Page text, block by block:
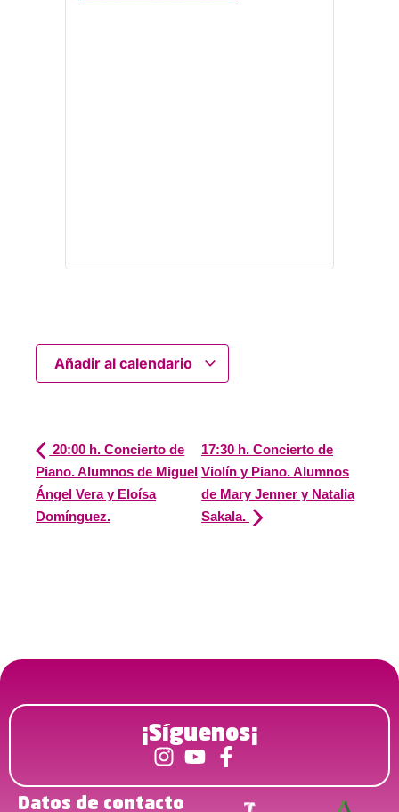
Añadir al calendario
20:00 h. Concierto de
Piano. Alumnos de Miguel
Ángel Vera y Eloísa
Domínguez.
17:30 h. Concierto de
Violín y Piano. Alumnos
de Mary Jenner y Natalia
Sakala.
¡Síguenos¡
Datos de contacto